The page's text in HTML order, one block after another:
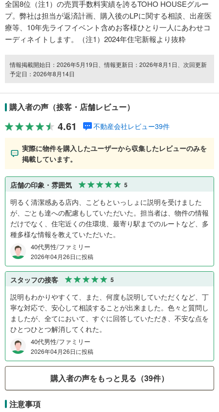
全国8位（注1）の売買手数料実績を誇るTOHO HOUSEグルー
プ。弊社は担当が返済計画、購入後のLPに関する相談、出産医
療等、10年先ライフイベント含めお客様ひとり一人にあわせコ
ーディネイトします。（注1）2024年住宅新報より抜粋
情報掲載開始日：2026年5月19日、情報更新日：2026年8月1日、次回更新
予定日：2026年8月14日
購入者の声（接客・店舗レビュー）
4.61 不動産会社レビュー39件
実際に物件を購入したユーザーから収集したレビューのみを
掲載しています。
店舗の印象・雰囲気 5
明るく清潔感ある店内、こどもといっしょに説明を受けました
が、ごとも達への配慮もしていただいた。担当者は、物件の情報
だけでなく、住宅近くの住環境、最寄り駅までのルートなど、多
種多様な情報を教えていただいた。
40代男性/ファミリー
2026年04月26日に投稿
スタッフの接客 5
説明もわかりやすくて、また、何度も説明していただくなど、丁
寧な対応で、安心して相談することが出来ました。色々と質問し
ましたが、全てにおいて、すぐに回答していただき、不安な点を
ひとつひとつ解消してくれた。
40代男性/ファミリー
2026年04月26日に投稿
購入者の声をもっと見る（39件）
注意事項